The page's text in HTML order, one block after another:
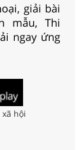
giải bài
mẫu, Thi
ngay ứng
hội